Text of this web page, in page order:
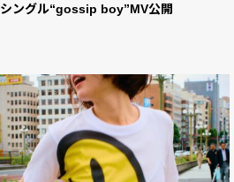
シングル“gossip boy”MV公開